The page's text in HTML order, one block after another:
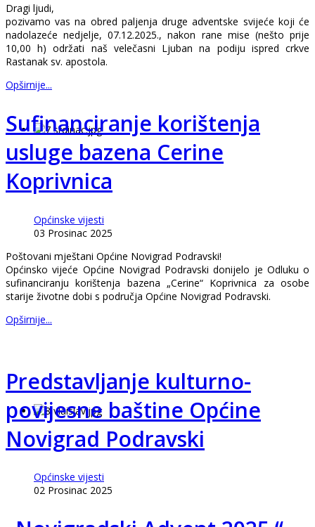
Dragi ljudi,
pozivamo vas na obred paljenja druge adventske svijeće koji će
nadolazeće nedjelje, 07.12.2025., nakon rane mise (nešto prije
10,00 h) održati naš velečasni Ljuban na podiju ispred crkve
Rastanak sv. apostola.
Opširnije...
Sufinanciranje korištenja
usluge bazena Cerine
Koprivnica
Općinske vijesti
03 Prosinac 2025
Poštovani mještani Općine Novigrad Podravski!
Općinsko vijeće Općine Novigrad Podravski donijelo je Odluku o
sufinanciranju korištenja bazena „Cerine“ Koprivnica za osobe
starije životne dobi s područja Općine Novigrad Podravski.
Opširnije...
Predstavljanje kulturno-
povijesne baštine Općine
Novigrad Podravski
Općinske vijesti
02 Prosinac 2025